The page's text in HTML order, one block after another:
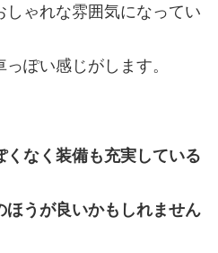
しゃれな雰囲気になってい
ぽい感じがします。
なく装備も充実している
うが良いかもしれません